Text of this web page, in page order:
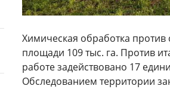
Химическая обработка
площади 109 тыс. га. Против
работе задействовано 17
Обследованием территории